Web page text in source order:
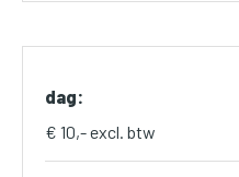
dag:
€ 10,- excl. btw